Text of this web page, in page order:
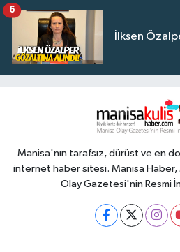
İlksen
6
Manisa'nın tarafsız, dürüst ve en
internet haber sitesi. Manisa Haber,
Olay Gazetesi'nin Resmi